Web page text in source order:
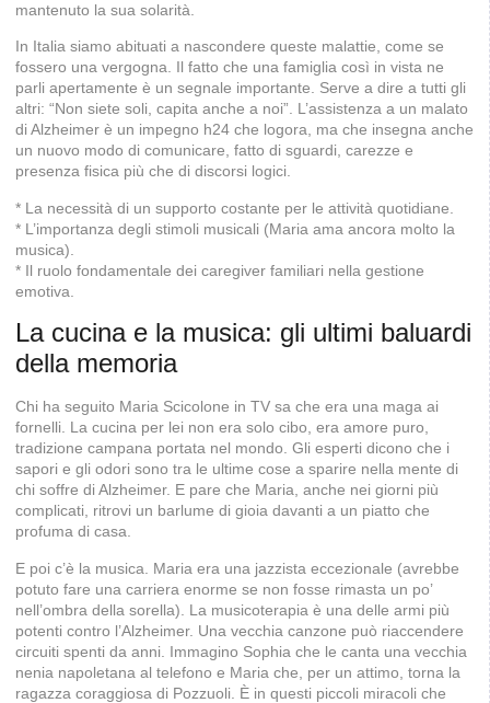
mantenuto la sua solarità.
In Italia siamo abituati a nascondere queste malattie, come se
fossero una vergogna. Il fatto che una famiglia così in vista ne
parli apertamente è un segnale importante. Serve a dire a tutti gli
altri: “Non siete soli, capita anche a noi”. L’assistenza a un malato
di Alzheimer è un impegno h24 che logora, ma che insegna anche
un nuovo modo di comunicare, fatto di sguardi, carezze e
presenza fisica più che di discorsi logici.
* La necessità di un supporto costante per le attività quotidiane.
* L’importanza degli stimoli musicali (Maria ama ancora molto la
musica).
* Il ruolo fondamentale dei caregiver familiari nella gestione
emotiva.
La cucina e la musica: gli ultimi baluardi
della memoria
Chi ha seguito Maria Scicolone in TV sa che era una maga ai
fornelli. La cucina per lei non era solo cibo, era amore puro,
tradizione campana portata nel mondo. Gli esperti dicono che i
sapori e gli odori sono tra le ultime cose a sparire nella mente di
chi soffre di Alzheimer. E pare che Maria, anche nei giorni più
complicati, ritrovi un barlume di gioia davanti a un piatto che
profuma di casa.
E poi c’è la musica. Maria era una jazzista eccezionale (avrebbe
potuto fare una carriera enorme se non fosse rimasta un po’
nell’ombra della sorella). La musicoterapia è una delle armi più
potenti contro l’Alzheimer. Una vecchia canzone può riaccendere
circuiti spenti da anni. Immagino Sophia che le canta una vecchia
nenia napoletana al telefono e Maria che, per un attimo, torna la
ragazza coraggiosa di Pozzuoli. È in questi piccoli miracoli che